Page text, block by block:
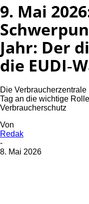
9. Mai
Jahr: Der
die
Die
Tag an die wichtige
Verbraucherschutz
Von
Redak
-
8. Mai 2026